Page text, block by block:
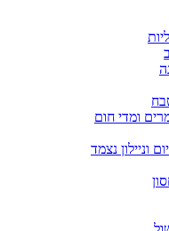
ומדי חום
וניילון נצמד